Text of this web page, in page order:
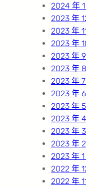
2024 年 1
2023 年
2023 年
2023 年
2023 年 9
2023 年
2023 年 7
2023 年 6
2023 年 5
2023 年
2023 年 3
2023 年 2
2023 年 1
2022 年
2022 年